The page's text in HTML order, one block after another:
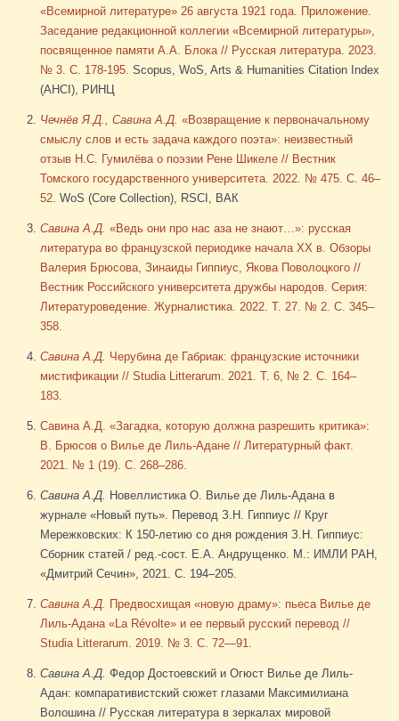
«Всемирной литературе» 26 августа 1921 года. Приложение.
Заседание редакционной коллегии «Всемирной литературы»,
посвященное памяти А.А. Блока // Русская литература. 2023.
№ 3. С. 178-195. Scopus, WoS, Arts & Humanities Citation Index
(AHCI), РИНЦ
Чечнёв Я.Д., Савина А.Д. «Возвращение к первоначальному
смыслу слов и есть задача каждого поэта»: неизвестный
отзыв Н.С. Гумилёва о поэзии Рене Шикеле // Вестник
Томского государственного университета. 2022. № 475. С. 46–
52. WoS (Core Collection), RSCI, ВАК
Савина А.Д. «Ведь они про нас аза не знают…»: русская
литература во французской периодике начала XX в. Обзоры
Валерия Брюсова, Зинаиды Гиппиус, Якова Поволоцкого //
Вестник Российского университета дружбы народов. Серия:
Литературоведение. Журналистика. 2022. Т. 27. № 2. С. 345–
358.
Савина А.Д. Черубина де Габриак: французские источники
мистификации // Studia Litterarum. 2021. Т. 6, № 2. С. 164–
183.
Савина А.Д. «Загадка, которую должна разрешить критика»:
В. Брюсов о Вилье де Лиль-Адане // Литературный факт.
2021. № 1 (19). С. 268–286.
Савина А.Д. Новеллистика О. Вилье де Лиль-Адана в
журнале «Новый путь». Перевод З.Н. Гиппиус // Круг
Мережковских: К 150-летию со дня рождения З.Н. Гиппиус:
Сборник статей / ред.-сост. Е.А. Андрущенко. М.: ИМЛИ РАН,
«Дмитрий Сечин», 2021. С. 194–205.
Савина А.Д. Предвосхищая «новую драму»: пьеса Вилье де
Лиль-Адана «La Révolte» и ее первый русский перевод //
Studia Litterarum. 2019. № 3. С. 72—91.
Савина А.Д. Федор Достоевский и Огюст Вилье де Лиль-
Адан: компаративистский сюжет глазами Максимилиана
Волошина // Русская литература в зеркалах мировой